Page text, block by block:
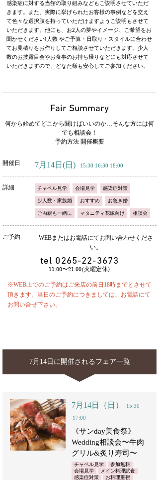
感染症に対する当館の取り組みなどもご説明させていただ
きます。また、実際に挙げられたお客様の事例などを交え
て色々な選択肢を持っていただけますようご説明もさせて
いただきます。他にも、お2人の夢やイメージ、ご希望をお
聞かせください!人数 やご予算・日取り・スタイルに合わせ
てお見積りをお作りしてご相談させていただきます。少人
数のお披露目会やお食事のお持ち帰りなどにも対応させて
いただきますので、どなた様も安心してご参加ください。
Fair Summary
何から始めてどこから聞けばいいのか…そんな方には何
でも相談会！
予約方法 開催概要
開催日 7月14日 (日) 15:30 16:30 18:00
詳細 チャペル見学 会場見学 感染症対策
少人数・家族婚 おすすめ お急ぎ婚
ご両親も一緒に マタニティ花嫁向け 相談会
ご予約
WEBまたはお電話にてお問い合わせくださ
い。
tel 0265-22-3673
11:00〜21:00(火曜定休)
※WEB上でのご予約はご来店の前日18時までとさせて
頂きます。当日のご予約につきましては、お電話にて
お問い合せ下さい。
7月14日に開催されるフェア一覧
7月14日（日）
15:30
17:00
《サンday美食祭》
Wedding相談会〜牛肉
グリル&炙り寿司〜
チャペル見学
参加無料
会場見学
メイン料理試食
感染症対策
お料理重視